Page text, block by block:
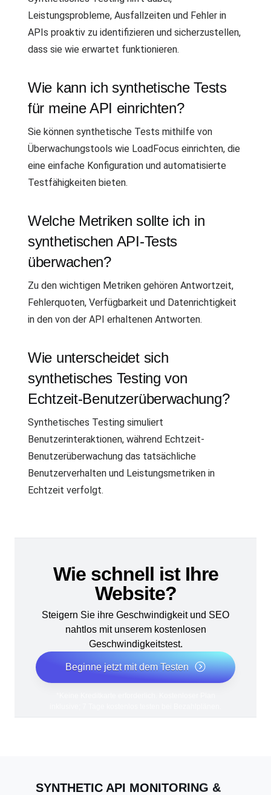
Leistungsprobleme, Ausfallzeiten und Fehler in
APIs proaktiv zu identifizieren und sicherzustellen,
dass sie wie erwartet funktionieren.
Wie kann ich synthetische Tests
für meine API einrichten?
Sie können synthetische Tests mithilfe von
Überwachungstools wie LoadFocus einrichten, die
eine einfache Konfiguration und automatisierte
Testfähigkeiten bieten.
Welche Metriken sollte ich in
synthetischen API-Tests
überwachen?
Zu den wichtigen Metriken gehören Antwortzeit,
Fehlerquoten, Verfügbarkeit und Datenrichtigkeit
in den von der API erhaltenen Antworten.
Wie unterscheidet sich
synthetisches Testing von
Echtzeit-Benutzerüberwachung?
Synthetisches Testing simuliert
Benutzerinteraktionen, während Echtzeit-
Benutzerüberwachung das tatsächliche
Benutzerverhalten und Leistungsmetriken in
Echtzeit verfolgt.
Wie schnell ist Ihre
Website?
Steigern Sie ihre Geschwindigkeit und SEO
nahtlos mit unserem kostenlosen
Geschwindigkeitstest.
Beginne jetzt mit dem Testen
SYNTHETIC API MONITORING &